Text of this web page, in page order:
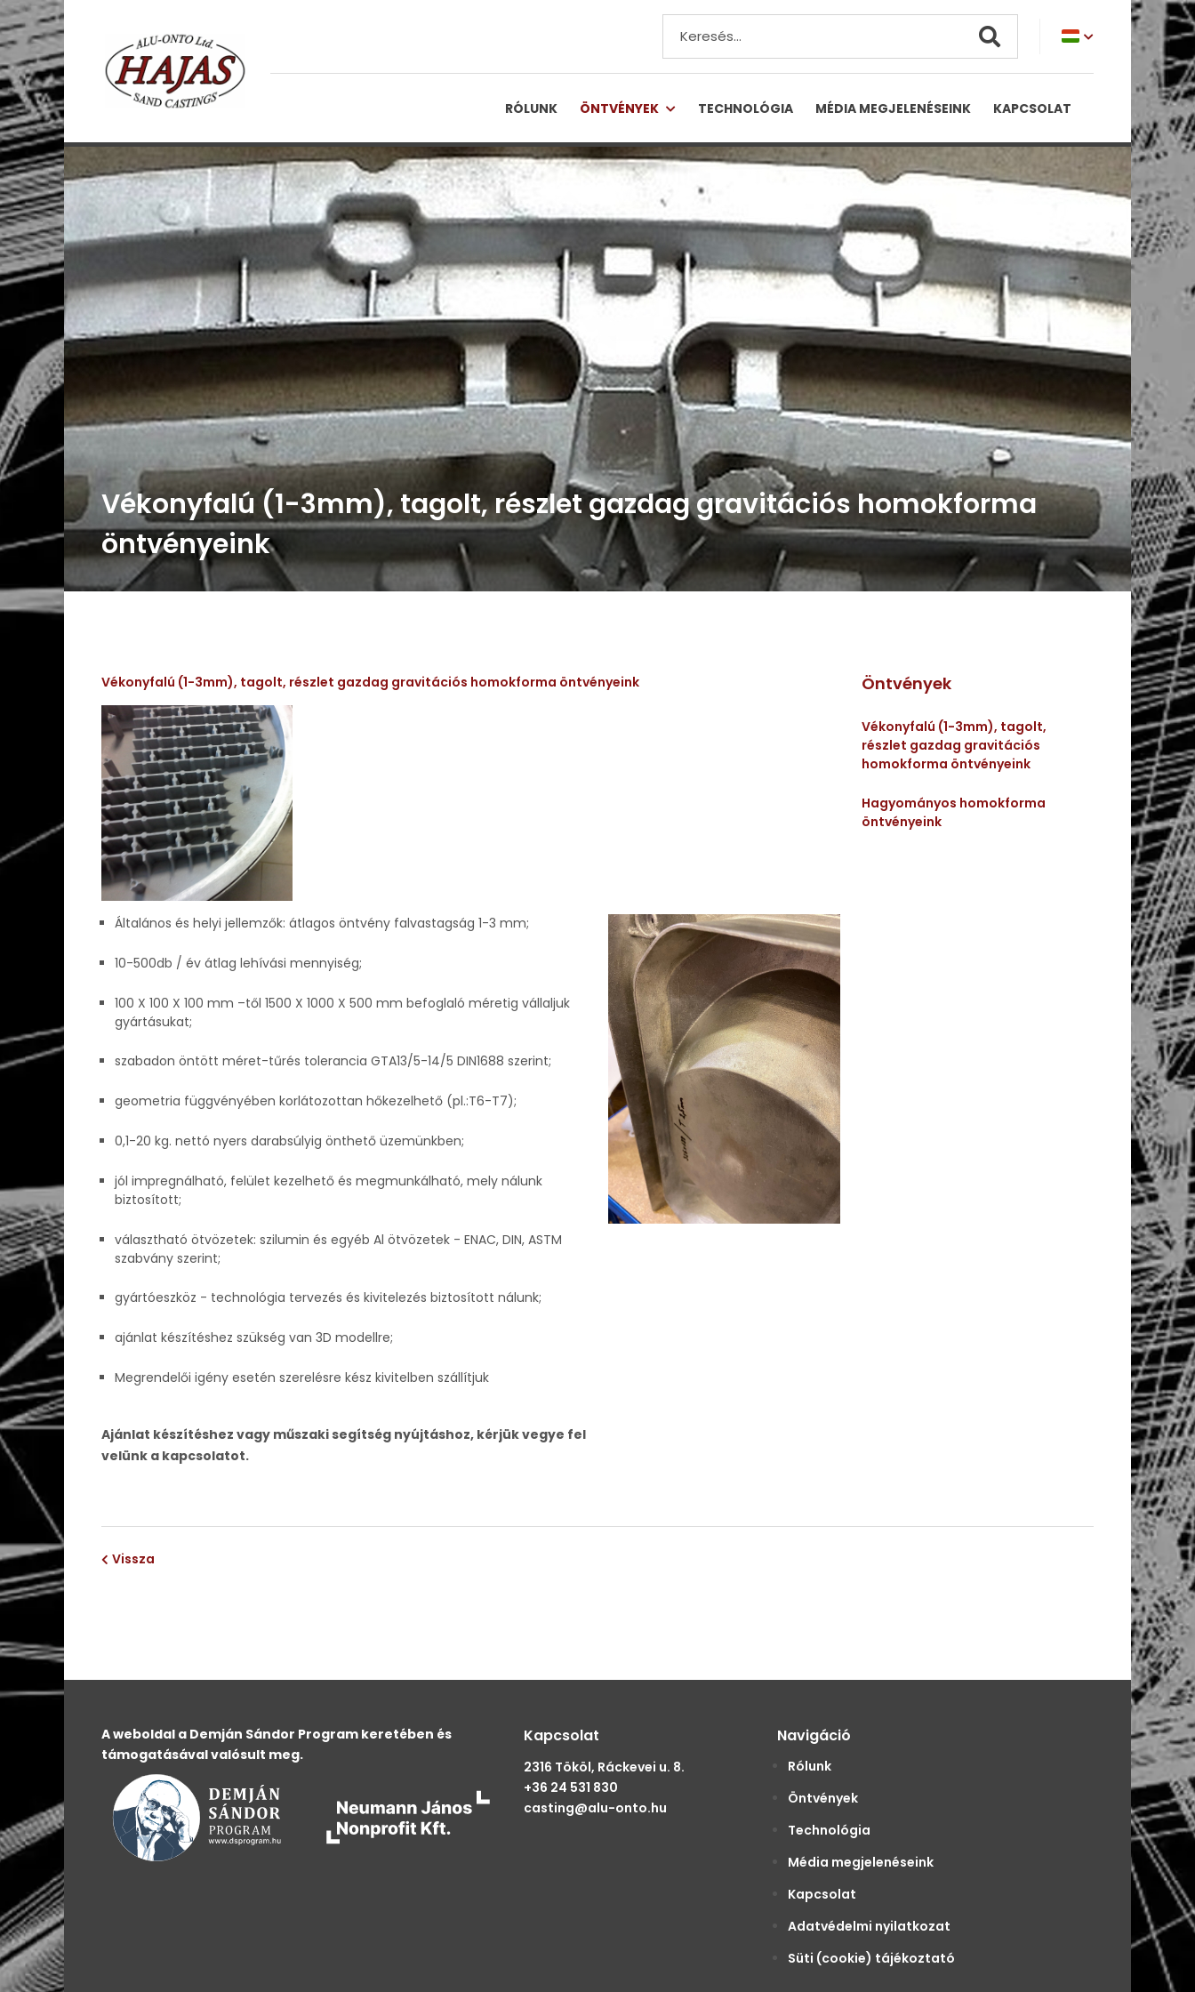
ENGLISH
RÓLUNK ÖNTVÉNYEK TECHNOLÓGIA MÉDIA MEGJELENÉSEINK KAPCSOLAT
Vékonyfalú (1-3mm), tagolt, részlet gazdag gravitációs homokforma
öntvényeink
Vékonyfalú (1-3mm), tagolt, részlet gazdag gravitációs homokforma öntvényeink
Általános és helyi jellemzők: átlagos öntvény falvastagság 1-3 mm;
10-500db / év átlag lehívási mennyiség;
100 X 100 X 100 mm –től 1500 X 1000 X 500 mm befoglaló méretig vállaljuk
gyártásukat;
szabadon öntött méret-tűrés tolerancia GTA13/5-14/5 DIN1688 szerint;
geometria függvényében korlátozottan hőkezelhető (pl.:T6-T7);
0,1-20 kg. nettó nyers darabsúlyig önthető üzemünkben;
jól impregnálható, felület kezelhető és megmunkálható, mely nálunk
biztosított;
választható ötvözetek: szilumin és egyéb Al ötvözetek - ENAC, DIN, ASTM
szabvány szerint;
gyártóeszköz - technológia tervezés és kivitelezés biztosított nálunk;
ajánlat készítéshez szükség van 3D modellre;
Megrendelői igény esetén szerelésre kész kivitelben szállítjuk
Ajánlat készítéshez vagy műszaki segítség nyújtáshoz, kérjük vegye fel
velünk a kapcsolatot.
Öntvények
Vékonyfalú (1-3mm), tagolt,
részlet gazdag gravitációs
homokforma öntvényeink
Hagyományos homokforma
öntvényeink
Vissza
A weboldal a Demján Sándor Program keretében és
támogatásával valósult meg.
Kapcsolat
2316 Tököl, Ráckevei u. 8.
+36 24 531 830
casting@alu-onto.hu
Navigáció
Rólunk
Öntvények
Technológia
Média megjelenéseink
Kapcsolat
Adatvédelmi nyilatkozat
Süti (cookie) tájékoztató